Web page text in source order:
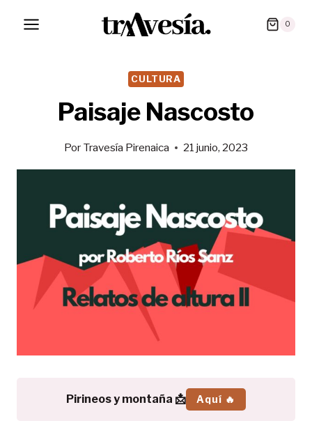
0
CULTURA
Paisaje Nascosto
Por Travesía Pirenaica 21 junio, 2023
Pirineos y montaña 📩 Aquí 🔥